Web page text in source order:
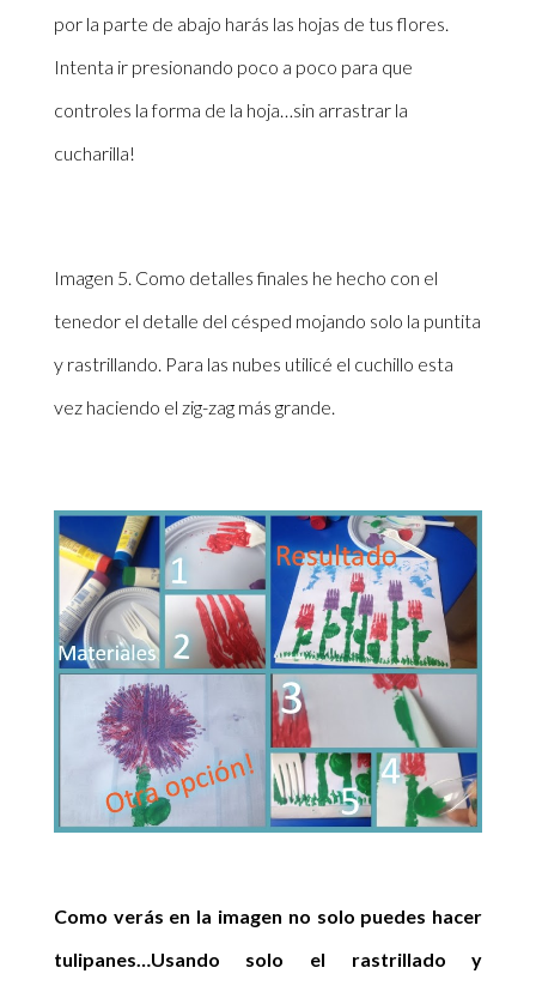
por la parte de abajo harás las hojas de tus flores.
Intenta ir presionando poco a poco para que
controles la forma de la hoja…sin arrastrar la
cucharilla!
Imagen 5. Como detalles finales he hecho con el
tenedor el detalle del césped mojando solo la puntita
y rastrillando. Para las nubes utilicé el cuchillo esta
vez haciendo el zig-zag más grande.
Como verás en la imagen no solo puedes hacer
tulipanes…Usando solo el rastrillado y